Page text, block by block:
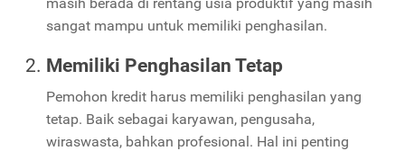
sangat mampu untuk memiliki penghasilan.
Memiliki Penghasilan Tetap
Pemohon kredit harus memiliki penghasilan yang
tetap. Baik sebagai karyawan, pengusaha,
wiraswasta, bahkan profesional. Hal ini penting